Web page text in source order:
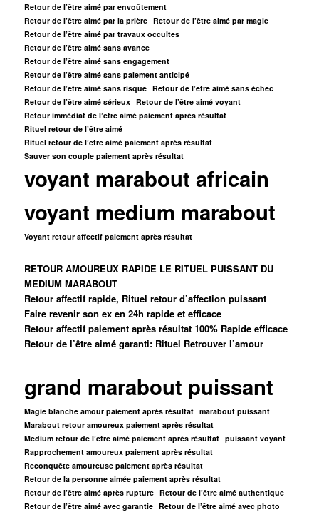
Retour de l’être aimé par envoûtement
Retour de l’être aimé par la prière Retour de l’être aimé par magie
Retour de l’être aimé par travaux occultes
Retour de l’être aimé sans avance
Retour de l’être aimé sans engagement
Retour de l’être aimé sans paiement anticipé
Retour de l’être aimé sans risque Retour de l’être aimé sans échec
Retour de l’être aimé sérieux Retour de l’être aimé voyant
Retour immédiat de l’être aimé paiement après résultat
Rituel retour de l’être aimé
Rituel retour de l’être aimé paiement après résultat
Sauver son couple paiement après résultat
voyant marabout africain
voyant medium marabout
Voyant retour affectif paiement après résultat
RETOUR AMOUREUX RAPIDE LE RITUEL PUISSANT DU
MEDIUM MARABOUT
Retour affectif rapide, Rituel retour d’affection puissant
Faire revenir son ex en 24h rapide et efficace
Retour affectif paiement après résultat 100% Rapide efficace
Retour de l’être aimé garanti: Rituel Retrouver l’amour
grand marabout puissant
Magie blanche amour paiement après résultat marabout puissant
Marabout retour amoureux paiement après résultat
Medium retour de l’être aimé paiement après résultat puissant voyant
Rapprochement amoureux paiement après résultat
Reconquête amoureuse paiement après résultat
Retour de la personne aimée paiement après résultat
Retour de l’être aimé après rupture Retour de l’être aimé authentique
Retour de l’être aimé avec garantie Retour de l’être aimé avec photo